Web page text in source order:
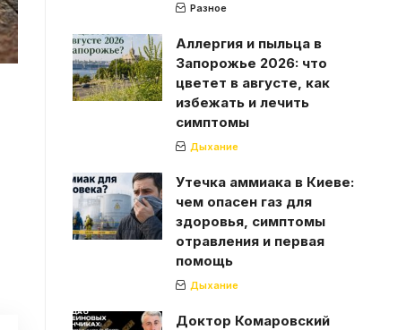
Разное
Аллергия и пыльца в
Запорожье 2026: что
цветет в августе, как
избежать и лечить
симптомы
Дыхание
Утечка аммиака в Киеве:
чем опасен газ для
здоровья, симптомы
отравления и первая
помощь
Дыхание
Доктор Комаровский